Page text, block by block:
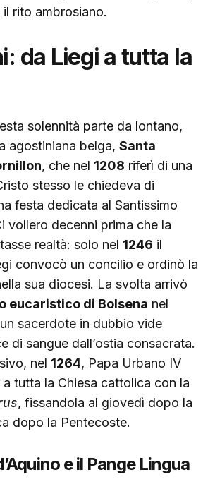
rito ambrosiano.
da Liegi a tutta la
solennità parte da lontano,
agostiniana belga, Santa
, che nel 1208 riferì di una
stesso le chiedeva di
festa dedicata al Santissimo
vollero decenni prima che la
realtà: solo nel 1246 il
convocò un concilio e ordinò la
sua diocesi. La svolta arrivò
eucaristico di Bolsena nel
sacerdote in dubbio vide
di sangue dall’ostia consacrata.
nel 1264, Papa Urbano IV
a tutta la Chiesa cattolica con la
, fissandola al giovedì dopo la
dopo la Pentecoste.
e il Pange Lingua